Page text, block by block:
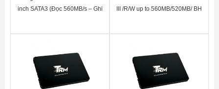
inch SATA3 (Đọc 560MB/s – Ghi
III /R/W up to 560MB/520MB/ BH